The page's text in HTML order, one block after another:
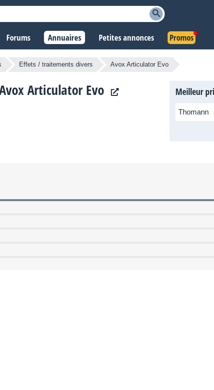
Forums Annuaires Petites annonces Promos
Effets / traitements divers Avox Articulator Evo
Articulator Evo Meilleur
Thomann